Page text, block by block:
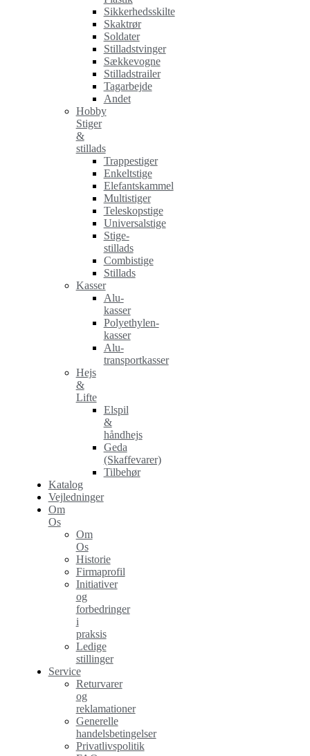
Sikkerhedsskilte
Skaktrør
Soldater
Stilladstvinger
Sækkevogne
Stilladstrailer
Tagarbejde
Andet
Hobby
Stiger
&
stillads
Trappestiger
Enkeltstige
Elefantskammel
Multistiger
Teleskopstige
Universalstige
Stige-
stillads
Combistige
Stillads
Kasser
Alu-
kasser
Polyethylen-
kasser
Alu-
transportkasser
Hejs
&
Lifte
Elspil
&
håndhejs
Geda
(Skaffevarer)
Tilbehør
Katalog
Vejledninger
Om
Os
Om
Os
Historie
Firmaprofil
Initiativer
og
forbedringer
i
praksis
Ledige
stillinger
Service
Returvarer
og
reklamationer
Generelle
handelsbetingelser
Privatlivspolitik